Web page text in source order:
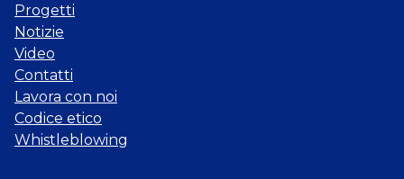
Progetti
Notizie
Video
Contatti
Lavora con noi
Codice etico
Whistleblowing